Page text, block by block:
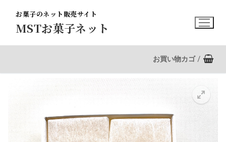
MSTお菓子ネット
お菓子のネット販売サイト
お買い物カゴ /
🔍